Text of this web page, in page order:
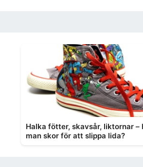
Halka fötter, skavsår, liktornar –
man skor för att slippa lida?